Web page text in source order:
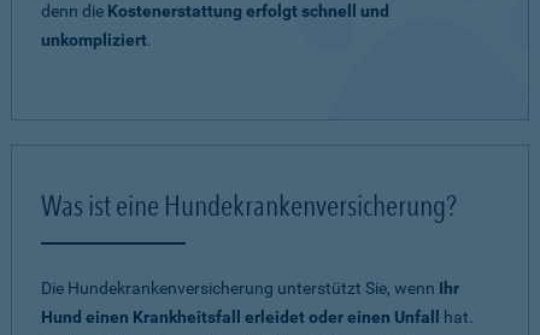
denn die Kostenerstattung erfolgt schnell und
unkompliziert.
Was ist eine Hundekrankenversicherung?
Die Hundekrankenversicherung unterstützt Sie, wenn Ihr
Hund einen Krankheitsfall erleidet oder einen Unfall
hat.